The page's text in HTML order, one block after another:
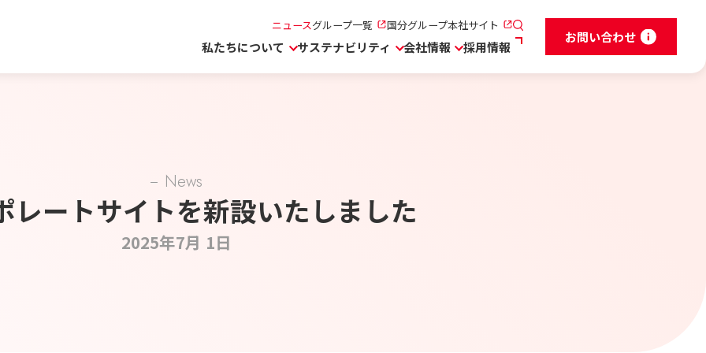
ニュースグループ一覧 国分グループ本社サイト
私たちについて サステナビリティ 会社情報 採用情報
お問い合わせ
News
レートサイトを新設いたしました
2025年7月 1日